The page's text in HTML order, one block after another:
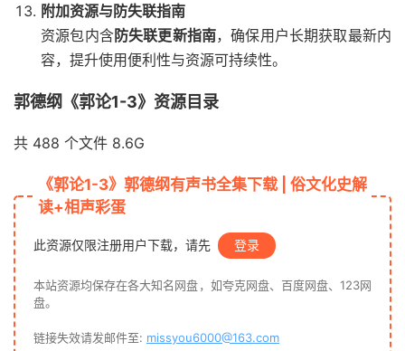
附加资源与防失联指南
资源包内含防失联更新指南，确保用户长期获取最新内
容，提升使用便利性与资源可持续性。
郭德纲《郭论1-3》资源目录
共 488 个文件 8.6G
《郭论1-3》郭德纲有声书全集下载 | 俗文化史解
读+相声彩蛋
此资源仅限注册用户下载，请先 登录
本站资源均保存在各大知名网盘，如夸克网盘、百度网盘、123网
盘。
链接失效请发邮件至: missyou6000@163.com